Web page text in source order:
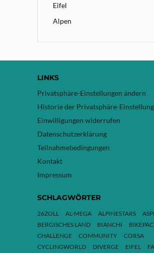
Eifel
Alpen
LINKS
Privatsphäre-Einstellungen ändern
Historie der Privatsphäre-
Einwilligungen widerrufen
Datenschutzerklärung
Teilnahmebedingungen
Kontakt
Impressum
SCHLAGWÖRTER
26ZOLL AL-MEGA ALPINESTARS
BERGISCHES LAND
BIANCHI
CHALLENGE
COMMUNITY
CORSA
CYCLINGWORLD
DIVERGE EIFEL